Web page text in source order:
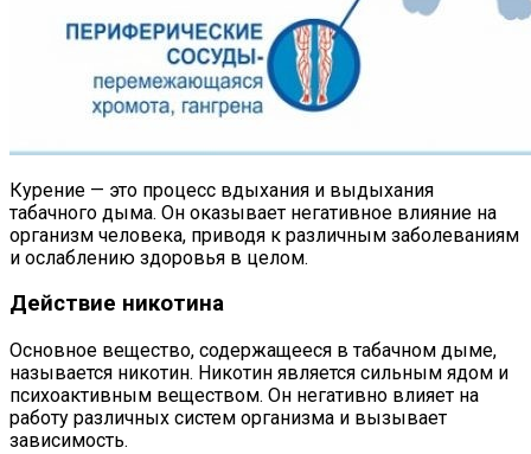
Курение — это процесс вдыхания и выдыхания
табачного дыма. Он оказывает негативное влияние на
организм человека, приводя к различным заболеваниям
и ослаблению здоровья в целом.
Действие никотина
Основное вещество, содержащееся в табачном дыме,
называется никотин. Никотин является сильным ядом и
психоактивным веществом. Он негативно влияет на
работу различных систем организма и вызывает
зависимость.